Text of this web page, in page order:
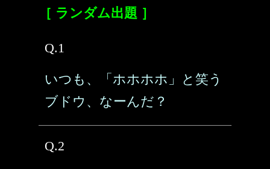
［ ランダム出題 ］
Q.1
いつも、「ホホホホ」と笑う
ブドウ、なーんだ？
Q.2